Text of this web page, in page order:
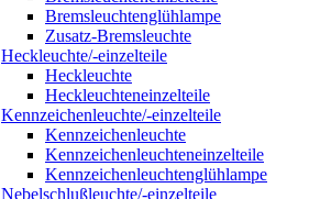
Bremsleuchtenglühlampe
Zusatz-Bremsleuchte
Heckleuchte/-einzelteile
Heckleuchte
Heckleuchteneinzelteile
Kennzeichenleuchte/-einzelteile
Kennzeichenleuchte
Kennzeichenleuchteneinzelteile
Kennzeichenleuchtenglühlampe
Nebelschlußleuchte/-einzelteile